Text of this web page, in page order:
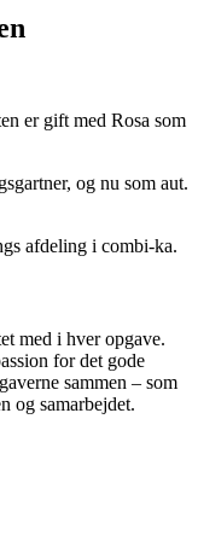
er gift med Rosa som
og nu som aut.
afdeling i combi-ka.
med i hver opgave.
for det gode
sammen – som
og samarbejdet.